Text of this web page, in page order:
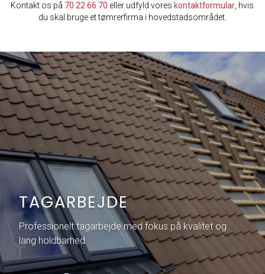
Kontakt os på 70 22 66 70 eller udfyld vores kontaktformular , hvis
du skal bruge et tømrerfirma i hovedstadsområdet.
TAGARBEJDE
Professionelt tagarbejde med fokus på kvalitet og
lang holdbarhed